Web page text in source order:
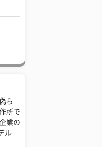
ら
所で
業の
ル